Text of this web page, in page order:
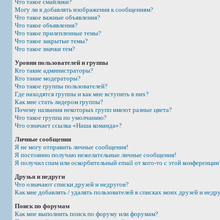
Что такое смайлики?
Могу ли я добавлять изображения к сообщениям?
Что такое важные объявления?
Что такое объявления?
Что такое прилепленные темы?
Что такое закрытые темы?
Что такое значки тем?
Уровни пользователей и группы
Кто такие администраторы?
Кто такие модераторы?
Что такое группы пользователей?
Где находятся группы и как мне вступить в них?
Как мне стать лидером группы?
Почему названия некоторых групп имеют разные цвета?
Что такое группа по умолчанию?
Что означает ссылка «Наша команда»?
Личные сообщения
Я не могу отправить личные сообщения!
Я постоянно получаю нежелательные личные сообщения!
Я получил спам или оскорбительный email от кого-то с этой конференции!
Друзья и недруги
Что означают списки друзей и недругов?
Как мне добавлять / удалять пользователей в списках моих друзей и
Поиск по форумам
Как мне выполнить поиск по форуму или форумам?